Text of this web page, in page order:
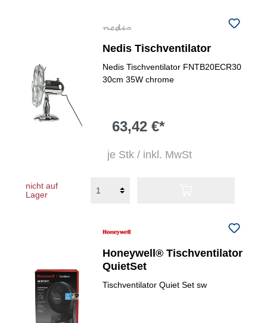
Nedis Tischventilator
Nedis Tischventilator FNTB20ECR30
30cm 35W chrome
63,42 €*
je Stk / inkl. MwSt
nicht auf
Lager
Honeywell® Tischventilator
QuietSet
Tischventilator Quiet Set sw